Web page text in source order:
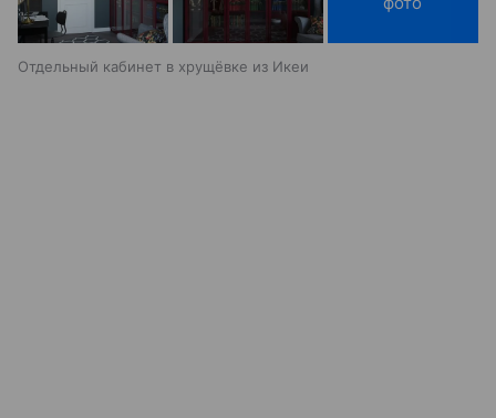
Отдельный кабинет в хрущёвке из Икеи